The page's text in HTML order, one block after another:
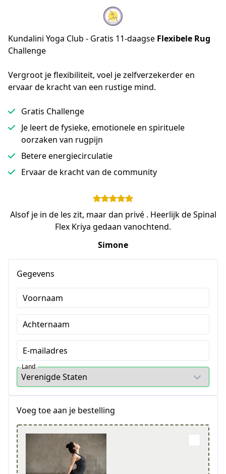
Kundalini Yoga Club - Gratis 11-daagse Flexibele Rug
Challenge
Vergroot je flexibiliteit, voel je zelfverzekerder en
ervaar de kracht van een rustige mind.
Gratis Challenge
Je leert de fysieke, emotionele en spirituele
oorzaken van rugpijn
Betere energiecirculatie
Ervaar de kracht van de community
Alsof je in de les zit, maar dan privé . Heerlijk de Spinal
Flex Kriya gedaan vanochtend.
Simone
Gegevens
Voornaam
Achternaam
E-mailadres
Land
Voeg toe aan je bestelling